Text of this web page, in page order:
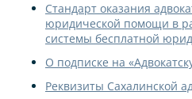
Стандарт оказания
юридической помощи в
системы бесплатной
О подписке на
Реквизиты Сахалинской